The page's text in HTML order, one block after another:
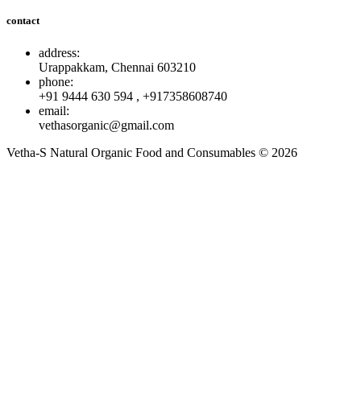
contact
address:
Urappakkam, Chennai 603210
phone:
+91 9444 630 594 , +917358608740
email:
vethasorganic@gmail.com
Vetha-S Natural Organic Food and Consumables © 2026